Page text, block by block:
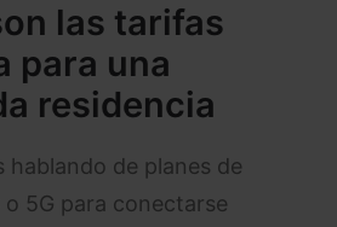
las tarifas
para una
residencia
hablando de planes de
5G para conectarse